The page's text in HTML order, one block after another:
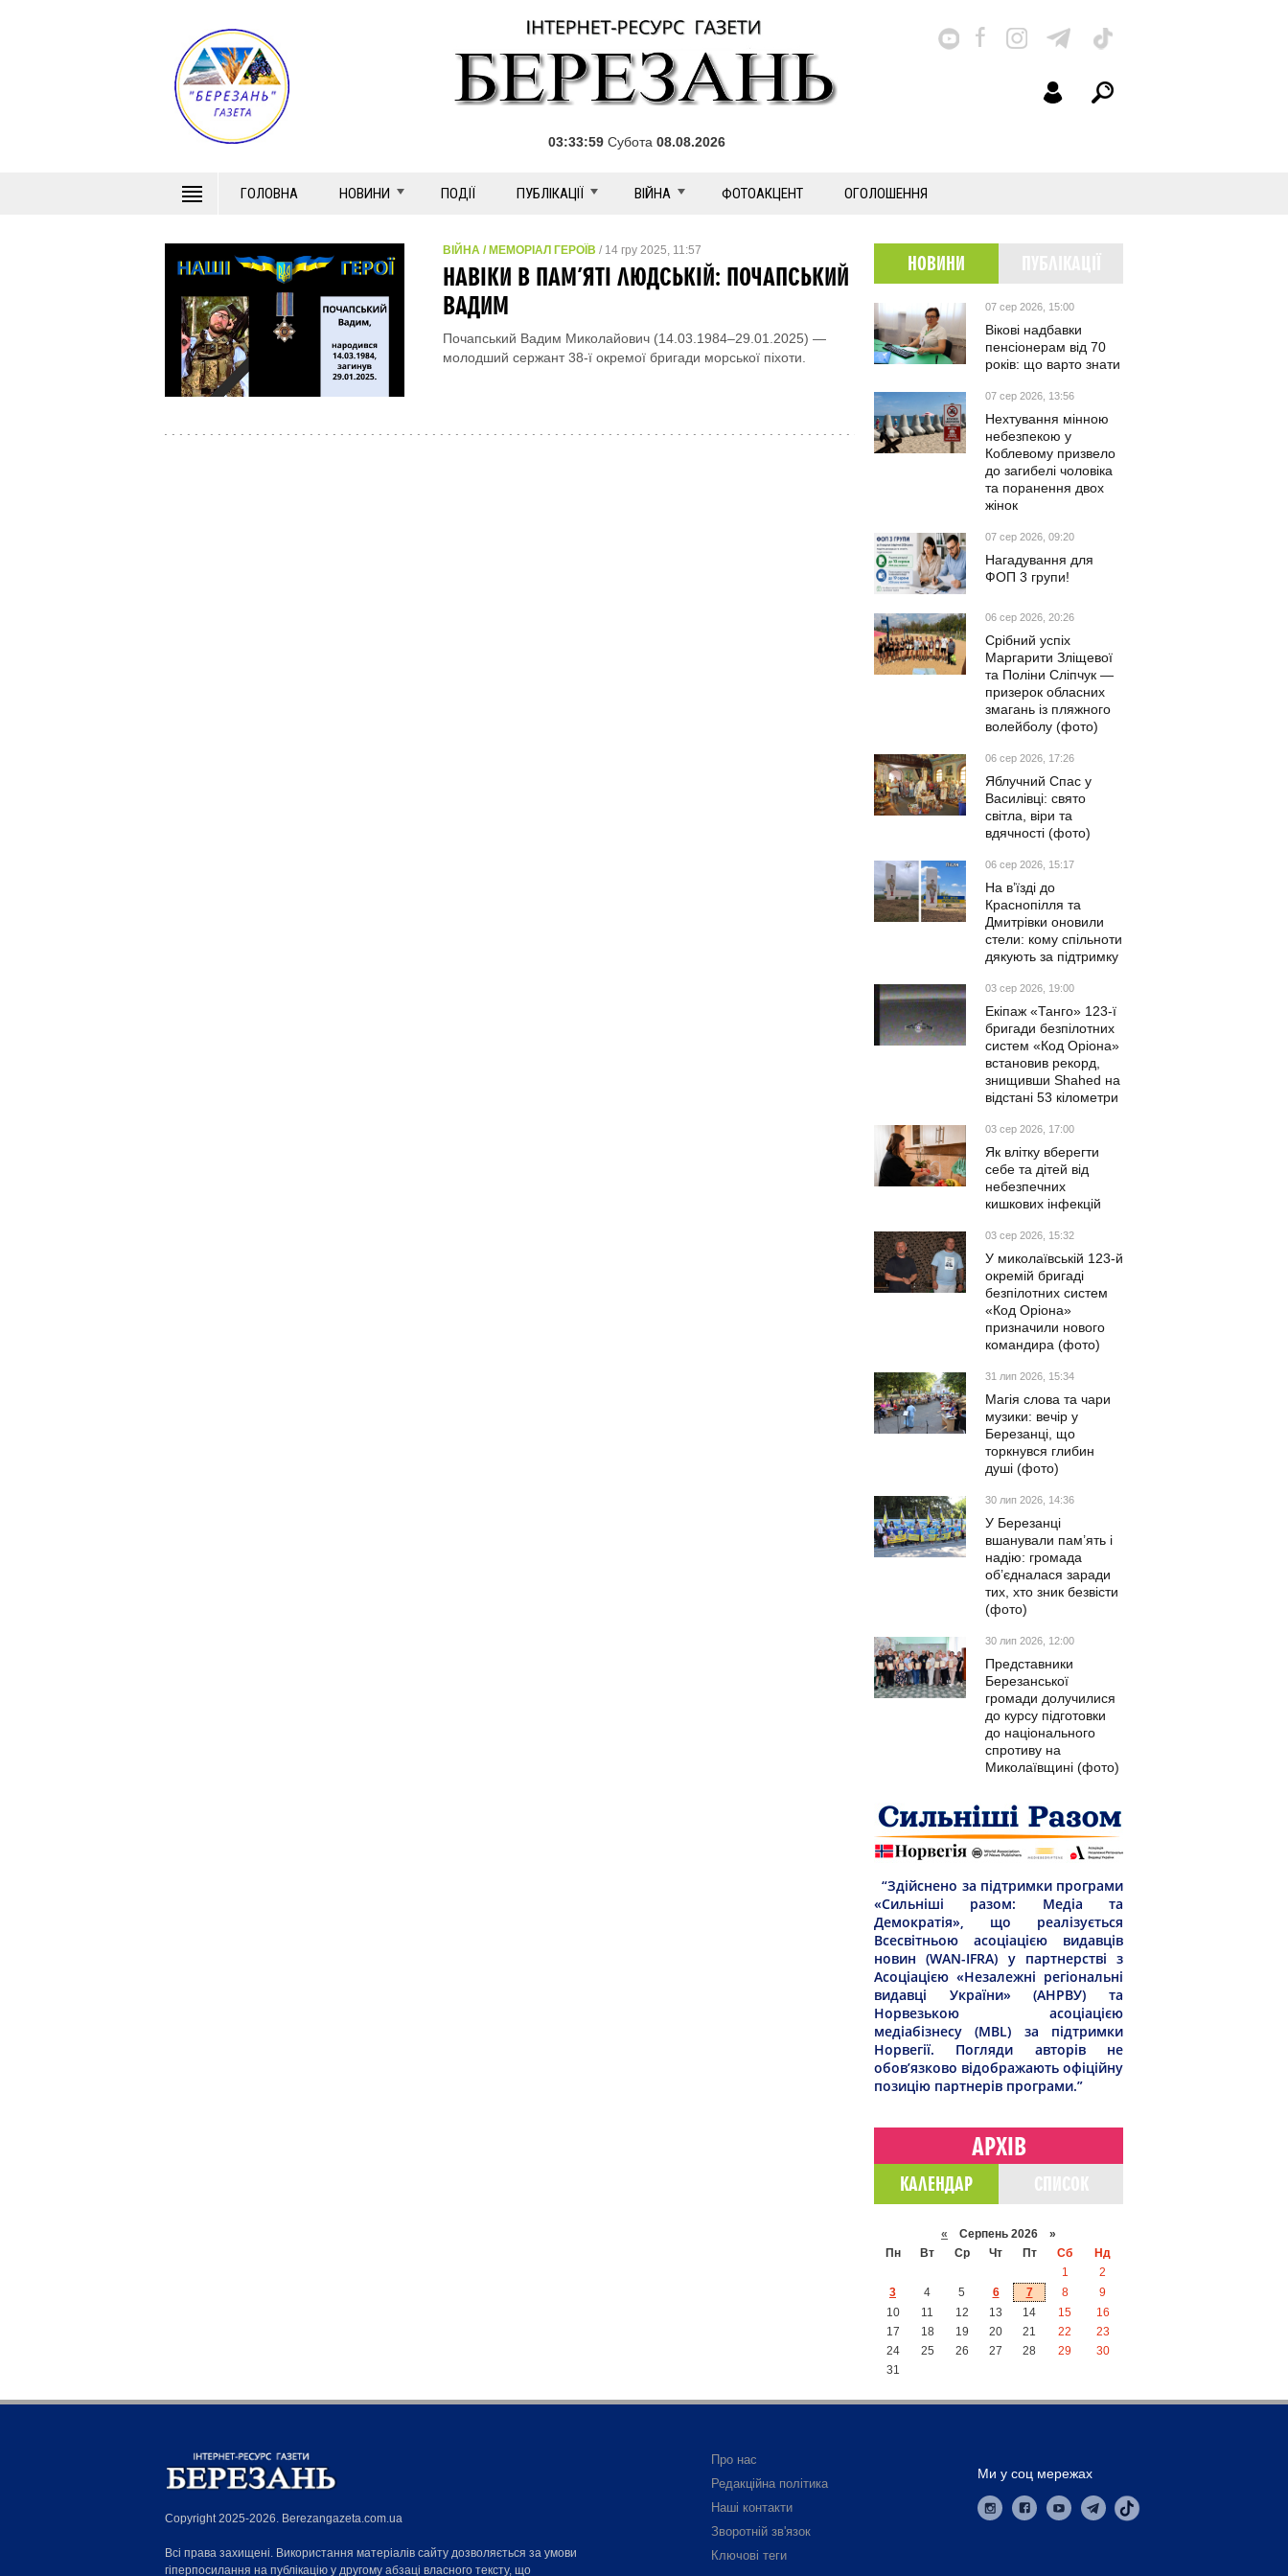
03:33:59 Субота 08.08.2026
ГОЛОВНА НОВИНИ ПОДІЇ ПУБЛІКАЦІЇ ВІЙНА ФОТОАКЦЕНТ ОГОЛОШЕННЯ
ВІЙНА / МЕМОРІАЛ ГЕРОЇВ / 14 гру 2025, 11:57
НАВІКИ В ПАМ’ЯТІ ЛЮДСЬКІЙ: ПОЧАПСЬКИЙ
ВАДИМ
Почапський Вадим Миколайович (14.03.1984–29.01.2025) —
молодший сержант 38-ї окремої бригади морської піхоти.
НОВИНИ
07 сер 2026, 15:00
Вікові надбавки
пенсіонерам від 70
років: що варто знати
07 сер 2026, 13:56
Нехтування мінною
небезпекою у
Коблевому призвело
до загибелі чоловіка
та поранення двох
жінок
07 сер 2026, 09:20
Нагадування для
ФОП 3 групи!
06 сер 2026, 20:26
Срібний успіх
Маргарити Зліщевої
та Поліни Сліпчук —
призерок обласних
змагань із пляжного
волейболу (фото)
06 сер 2026, 17:26
Яблучний Спас у
Василівці: свято
світла, віри та
вдячності (фото)
06 сер 2026, 15:17
На в’їзді до
Краснопілля та
Дмитрівки оновили
стели: кому спільноти
дякують за підтримку
03 сер 2026, 19:00
Екіпаж «Танго» 123-ї
бригади безпілотних
систем «Код Оріона»
встановив рекорд,
знищивши Shahed на
відстані 53 кілометри
03 сер 2026, 17:00
Як влітку вберегти
себе та дітей від
небезпечних
кишкових інфекцій
03 сер 2026, 15:32
У миколаївській 123-й
окремій бригаді
безпілотних систем
«Код Оріона»
призначили нового
командира (фото)
31 лип 2026, 15:34
Магія слова та чари
музики: вечір у
Березанці, що
торкнувся глибин
душі (фото)
30 лип 2026, 14:36
У Березанці
вшанували пам’ять і
надію: громада
об’єдналася заради
тих, хто зник безвісти
(фото)
30 лип 2026, 12:00
Представники
Березанської
громади долучилися
до курсу підготовки
до національного
спротиву на
Миколаївщині (фото)
“Здійснено за підтримки програми
«Сильніші разом: Медіа та
Демократія», що реалізується
Всесвітньою асоціацією видавців
новин (WAN-IFRA) у партнерстві з
Асоціацією «Незалежні регіональні
видавці України» (АНРВУ) та
Норвезькою асоціацією
медіабізнесу (MBL) за підтримки
Норвегії. Погляди авторів не
обов’язково відображають офіційну
позицію партнерів програми.”
АРХІВ
КАЛЕНДАР
« Серпень 2026 »
Пн
Вт Ср Чт Пт Сб
Нд
1
2
3
4 5 6 7 8
9
10
11 12 13 14 15
16
17
18 19 20 21 22
23
24
25 26 27 28 29
30
31
Copyright 2025-2026. Berezangazeta.com.ua
Всі права захищені. Використання матеріалів сайту дозволяється за умови
гіперпосилання на публікацію у другому абзаці власного тексту, що
Про нас
Редакційна політика
Наші контакти
Зворотній зв'язок
Ключові теги
Ми у соц мережах